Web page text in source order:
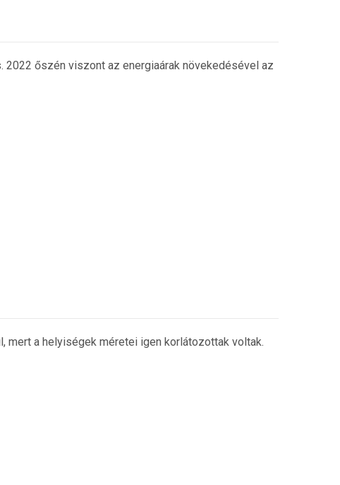
őszén viszont az energiaárak növekedésével az
mert a helyiségek méretei igen korlátozottak voltak.